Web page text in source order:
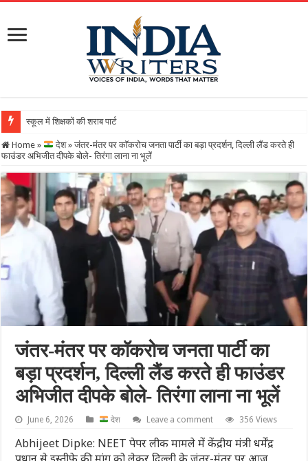
स्कूल में शिक्षकों की शराब पार्टी का वीडियो वायरल, DEO ने थमाया न
Home » देश » जंतर-मंतर पर कॉकरोच जनता पार्टी का बड़ा प्रदर्शन, दिल्ली लैंड करते ही
फाउंडर अभिजीत दीपके बोले- तिरंगा लाना ना भूलें
जंतर-मंतर पर कॉकरोच जनता पार्टी का
बड़ा प्रदर्शन, दिल्ली लैंड करते ही फाउंडर
अभिजीत दीपके बोले- तिरंगा लाना ना भूलें
June 6, 2026 देश Leave a comment 356 Views
Abhijeet Dipke: NEET पेपर लीक मामले में केंद्रीय मंत्री धर्मेंद्र